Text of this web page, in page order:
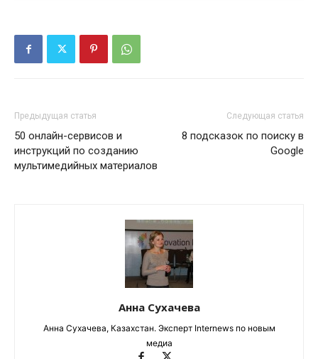
Предыдущая статья
50 онлайн-сервисов и
инструкций по созданию
мультимедийных материалов
Следующая статья
8 подсказок по поиску в
Google
Анна Сухачева
Анна Сухачева, Казахстан. Эксперт Internews по новым
медиа